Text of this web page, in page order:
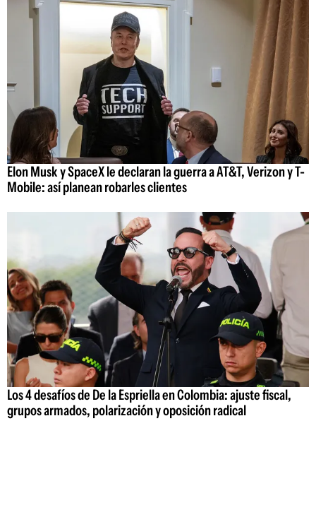
Elon Musk y SpaceX le declaran la guerra a AT&T, Verizon y T-
Mobile: así planean robarles clientes
Los 4 desafíos de De la Espriella en Colombia: ajuste fiscal,
grupos armados, polarización y oposición radical